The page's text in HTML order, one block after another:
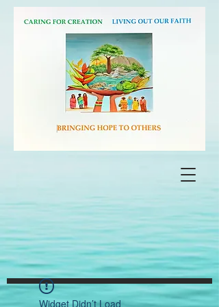
Widget Didn’t Load